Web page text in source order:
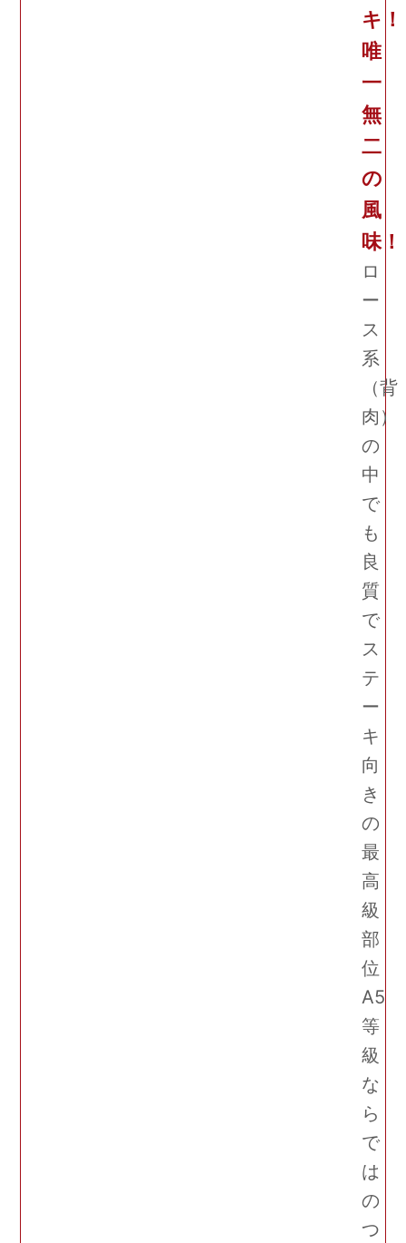
キ！
唯
一
無
二
の
風
味！
ロ
ー
ス
系
（背
肉）
の
中
で
も
良
質
で
ス
テ
ー
キ
向
き
の
最
高
級
部
位
A5
等
級
な
ら
で
は
の
つ